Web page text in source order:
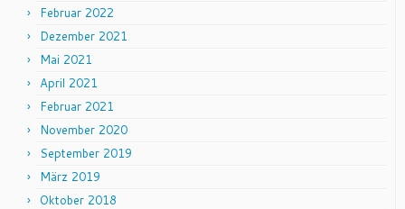
Februar 2022
Dezember 2021
Mai 2021
April 2021
Februar 2021
November 2020
September 2019
März 2019
Oktober 2018